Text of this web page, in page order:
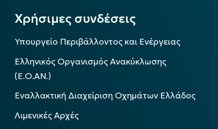
Χρήσιμες συνδέσεις
Υπουργείο Περιβάλλοντος και Ενέργειας
Ελληνικός Οργανισμός Ανακύκλωσης
(Ε.Ο.ΑΝ.)
Εναλλακτική Διαχείριση Οχημάτων Ελλάδος
Λιμενικές Αρχές